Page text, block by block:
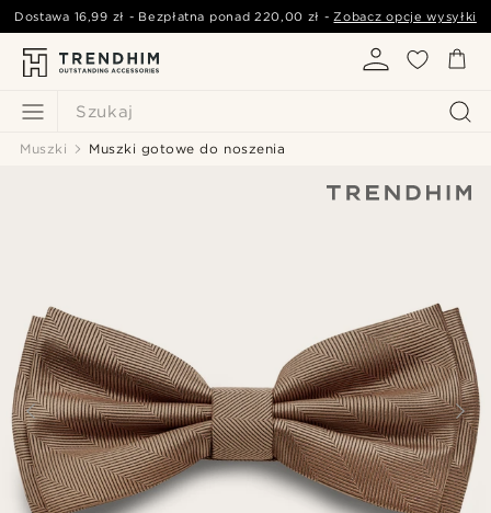
Szukaj
Dostawa 16,99 zł - Bezpłatna ponad220,00 zł -Zobacz opcje wysyłki
Muszki Muszki gotowe do noszenia